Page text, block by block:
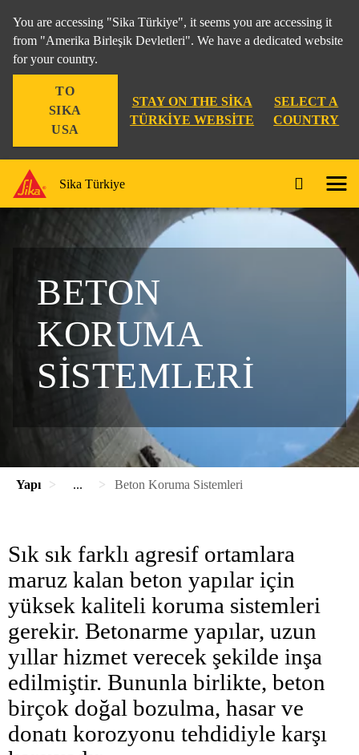
You are accessing "Sika Türkiye", it seems you are accessing it
from "Amerika Birleşik Devletleri". We have a dedicated website
for your country.
TO
SIKA
USA
STAY ON THE SIKA
TÜRKIYE WEBSITE
SELECT A
COUNTRY
Sika Türkiye
BETON
KORUMA
SISTEMLERI
Yapı ... Beton Koruma Sistemleri
Sık sık farklı agresif ortamlara
maruz kalan beton yapılar için
yüksek kaliteli koruma sistemleri
gerekir. Betonarme yapılar, uzun
yıllar hizmet verecek şekilde inşa
edilmiştir. Bununla birlikte, beton
birçok doğal bozulma, hasar ve
donatı korozyonu tehdidiyle karşı